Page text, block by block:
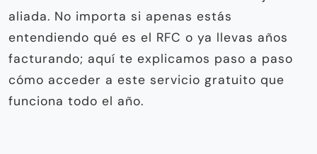
aliada. No importa si apenas estás
entendiendo qué es el RFC o ya llevas años
facturando; aquí te explicamos paso a paso
cómo acceder a este servicio gratuito que
funciona todo el año.